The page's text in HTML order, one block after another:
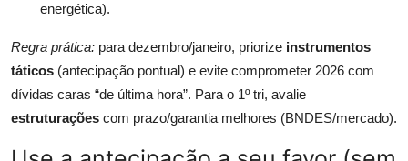
energética).
Regra prática: para dezembro/janeiro, priorize instrumentos
táticos (antecipação pontual) e evite comprometer 2026 com
dívidas caras “de última hora”. Para o 1º tri, avalie
estruturações com prazo/garantia melhores (BNDES/mercado).